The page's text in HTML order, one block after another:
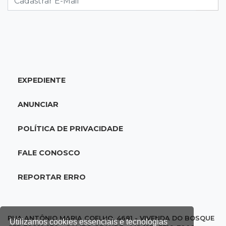
Utilizamos cookies essenciais e tecnologias
18:28Concurso 3.042
acumulado em R$ 165 milhões
18:05Energia renovável
Produção de biodiesel cresce 32% em MS e
abordagem policial no Noroeste
EXPEDIENTE
ANUNCIAR
POLÍTICA DE PRIVACIDADE
FALE CONOSCO
REPORTAR ERRO
RUA ANTÔNIO MARIA COELHO, 4681 - VIVENDA DO BOSQUE